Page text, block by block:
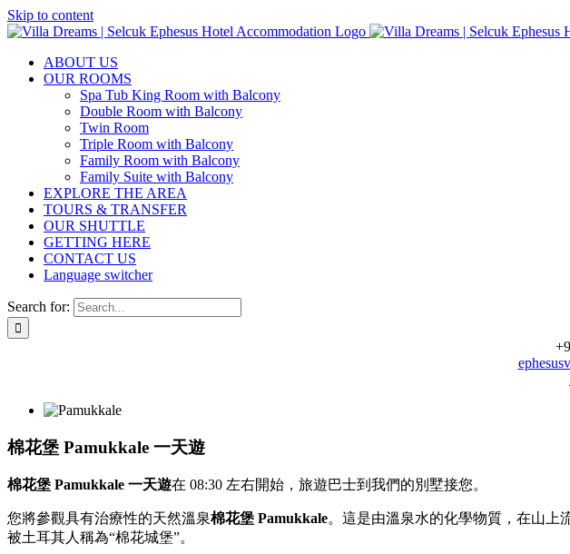
Skip to content
ABOUT US
OUR ROOMS
Spa Tub King Room with Balcony
Double Room with Balcony
Twin Room
Triple Room with Balcony
Family Room with Balcony
Family Suite with Balcony
EXPLORE THE AREA
TOURS & TRANSFER
OUR SHUTTLE
GETTING HERE
CONTACT US
Language switcher
Search for:
棉花堡 Pamukkale 一天遊
棉花堡 Pamukkale 一天遊在 08:30 左右開始，旅遊巴士到我們的別墅接您。
您將參觀具有治療性的天然溫泉棉花堡 Pamukkale。這是由溫泉水的化學物質，在山上
被土耳其人稱為“棉花城堡”。